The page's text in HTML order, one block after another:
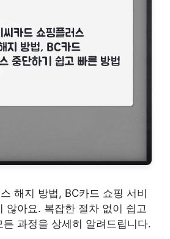
해지 방법, BC카드 쇼핑 서비
않아요. 복잡한 절차 없이 쉽고
과정을 상세히 알려드립니다.